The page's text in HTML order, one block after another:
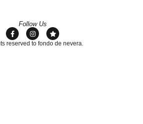
Follow Us
reserved to fondo de nevera.